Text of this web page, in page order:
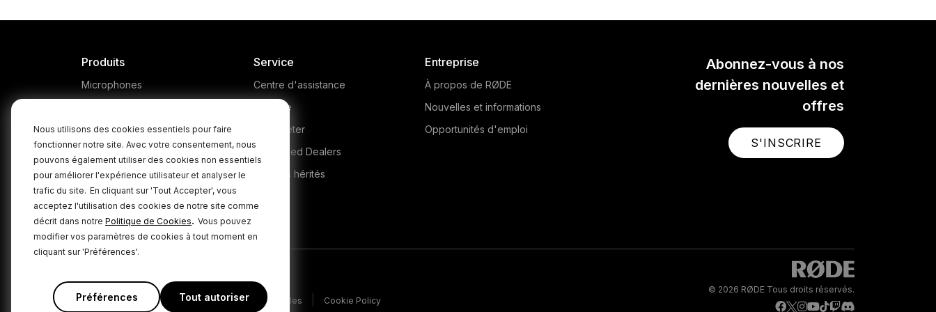
Nous utilisons des cookies essentiels pour faire
fonctionner notre site. Avec votre consentement, nous
pouvons également utiliser des cookies non essentiels
pour améliorer l'expérience utilisateur et analyser le
trafic du site. En cliquant sur 'Tout Accepter', vous
acceptez l'utilisation des cookies de notre site comme
décrit dans notre Politique de Cookies. Vous pouvez
modifier vos paramètres de cookies à tout moment en
cliquant sur 'Préférences'.
Préférences Tout autoriser
Abonnez-vous à nos
dernières nouvelles et
offres
S'INSCRIRE
Produits
Microphones
Interfaces and Mixers
Accessories
Kits
Apparel
Logiciels
Service
Centre d'assistance
Garantie
Où acheter
Authorised Dealers
Produits hérités
Entreprise
À propos de RØDE
Nouvelles et informations
Opportunités d'emploi
Politique de confidentialité Conditions générales Cookie Policy
© 2026 RØDE Tous droits réservés.